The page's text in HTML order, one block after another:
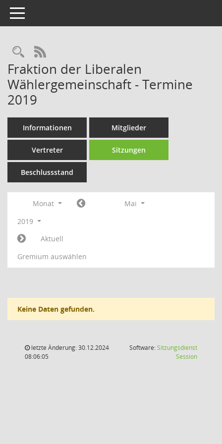
Toggle navigation
Rechercheauswahl
RSS-Feed
Fraktion der Liberalen
Wählergemeinschaft - Termine
2019
Informationen Mitglieder
Vertreter Sitzungen
Beschlussstand
Monat
Mai
2019
Aktuell
Gremium auswählen
Keine Daten gefunden.
letzte Änderung: 30.12.2024
08:06:05
Software:Sitzungsdienst
Session(Wird in